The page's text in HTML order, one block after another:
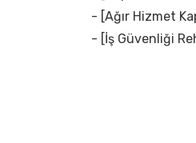
- [Ağır Hizmet
- [İş Güvenliği